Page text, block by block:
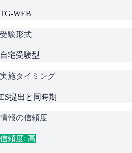
TG-WEB
受験形式
自宅受験型
実施タイミング
ES提出と同時期
情報の信頼度
信頼度: 高